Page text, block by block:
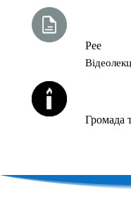
Рее
Громада